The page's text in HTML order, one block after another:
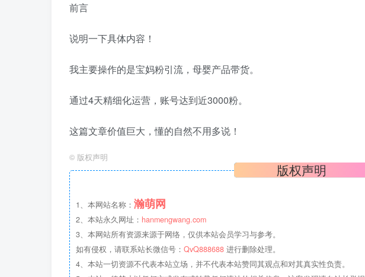
前言
说明一下具体内容！
我主要操作的是宝妈粉引流，母婴产品带货。
通过4天精细化运营，账号达到近3000粉。
这篇文章价值巨大，懂的自然不用多说！
© 版权声明
版权声明
1、本网站名称： 瀚萌网
2、本站永久网址： hanmengwang.com
3、本网站所有资源来源于网络，仅供本站会员学习与参考。
如有侵权，请联系站长微信号： QvQ888688 进行删除处理。
4、本站一切资源不代表本站立场，并不代表本站赞同其观点和对其真实性负责。